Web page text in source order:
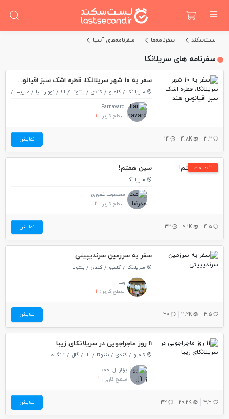
لست‌سکند سفرنامه‌ها سفرنامه‌های آسیا
سفرنامه های سریلانکا
سفر به ۱۰ شهر سریلانکا، قطره اشک سبز اقیانوس هند
سریلانکا کلمبو کندی بنتوتا الا نووارا الیا میریسا
Farnavard
سطح کاربر : 1
3.2
4.8K
14 نمایش
3 قسمت سین هفتم!
سریلانکا
محمدرضا غفوری
سطح کاربر : 2
4.5
9.1K
32 نمایش
سفر به سرزمین سرندیپیتی
سریلانکا کلمبو کندی
بنتوتا
رضا
سطح کاربر : 1
4.5
11.2K
30 نمایش
11 روز ماجراجویی در سریلانکای زیبا
کلمبو کندی بنتوتا الا گال
تانگاله
پرناز آل احمد
سطح کاربر : 1
4.3
20.2K
32 نمایش